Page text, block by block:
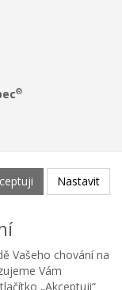
®
Nastavit
Vašeho chování na
Vám
„Akceptuji“